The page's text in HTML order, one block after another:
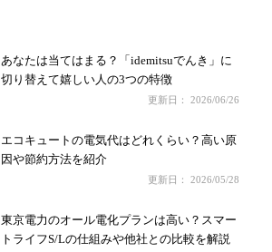
あなたは当てはまる？「idemitsuでんき」に
切り替えて嬉しい人の3つの特徴
更新日： 2026/06/26
エコキュートの電気代はどれくらい？高い原
因や節約方法を紹介
更新日： 2026/05/28
東京電力のオール電化プランは高い？スマー
トライフS/Lの仕組みや他社との比較を解説